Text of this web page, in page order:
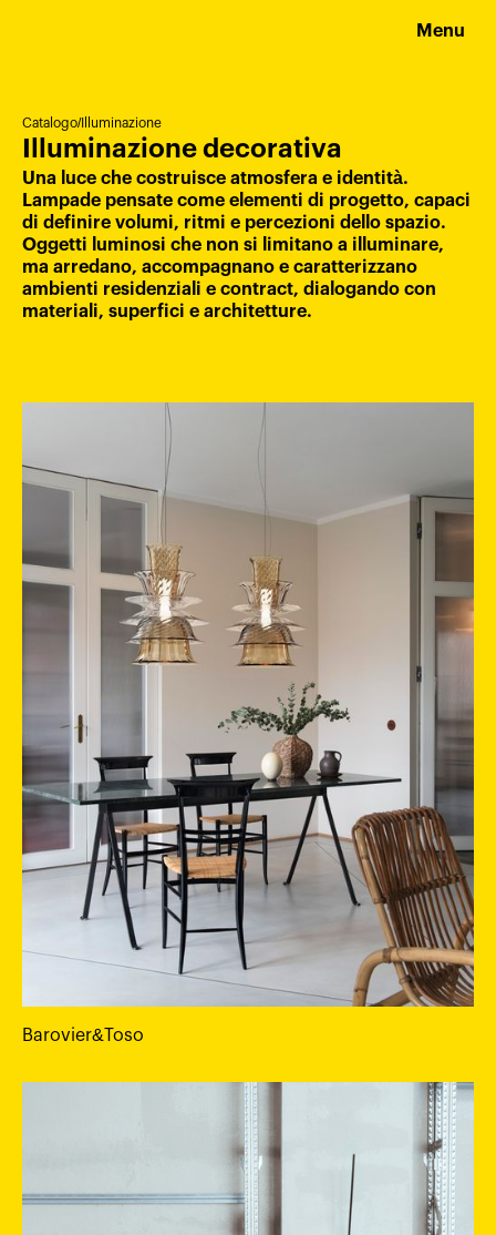
Menu
Catalogo/Illuminazione
Illuminazione decorativa
Una luce che costruisce atmosfera e identità.
Lampade pensate come elementi di progetto, capaci
di definire volumi, ritmi e percezioni dello spazio.
Oggetti luminosi che non si limitano a illuminare,
ma arredano, accompagnano e caratterizzano
ambienti residenziali e contract, dialogando con
materiali, superfici e architetture.
Barovier&Toso